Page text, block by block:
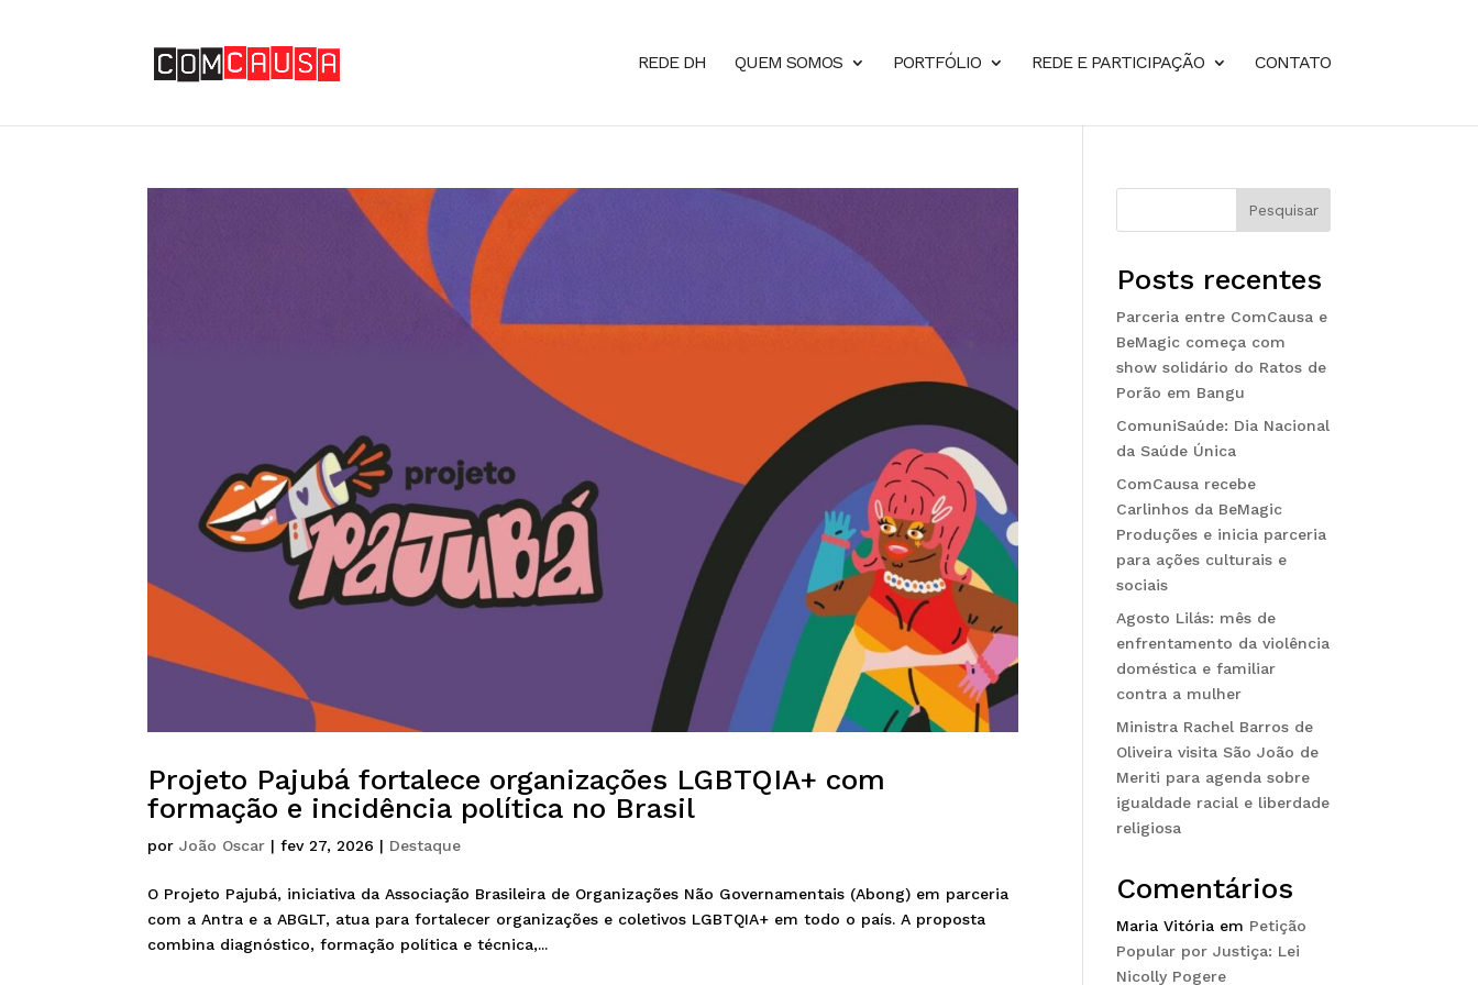
REDE DH QUEM SOMOS PORTFÓLIO REDE E PARTICIPAÇÃO CONTATO
Projeto Pajubá fortalece organizações LGBTQIA+ com
formação e incidência política no Brasil
porJoão Oscar |fev 27, 2026 | Destaque
O Projeto Pajubá, iniciativa da Associação Brasileira de Organizações Não Governamentais (Abong) em parceria
com a Antra e a ABGLT, atua para fortalecer organizações e coletivos LGBTQIA+ em todo o país. A proposta
combina diagnóstico, formação política e técnica,...
Pesquisar
Posts recentes
Parceria entre ComCausa e
BeMagic começa com
show solidário do Ratos de
Porão em Bangu
ComuniSaúde: Dia Nacional
da Saúde Única
ComCausa recebe
Carlinhos da BeMagic
Produções e inicia parceria
para ações culturais e
sociais
Agosto Lilás: mês de
enfrentamento da violência
doméstica e familiar
contra a mulher
Ministra Rachel Barros de
Oliveira visita São João de
Meriti para agenda sobre
igualdade racial e liberdade
religiosa
Comentários
Maria Vitória em Petição
Popular por Justiça: Lei
Nicolly Pogere